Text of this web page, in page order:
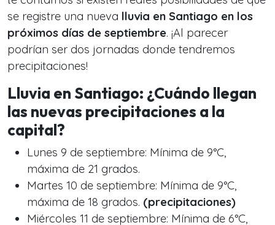
se registre una nueva lluvia en Santiago en los
próximos días de septiembre. ¡Al parecer
podrían ser dos jornadas donde tendremos
precipitaciones!
Lluvia en Santiago: ¿Cuándo llegan
las nuevas precipitaciones a la
capital?
Lunes 9 de septiembre: Mínima de 9°C,
máxima de 21 grados.
Martes 10 de septiembre: Mínima de 9°C,
máxima de 18 grados. (precipitaciones)
Miércoles 11 de septiembre: Mínima de 6°C,